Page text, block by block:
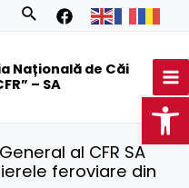
Search
Națională de Căi
– SA
al CFR SA
feroviare din